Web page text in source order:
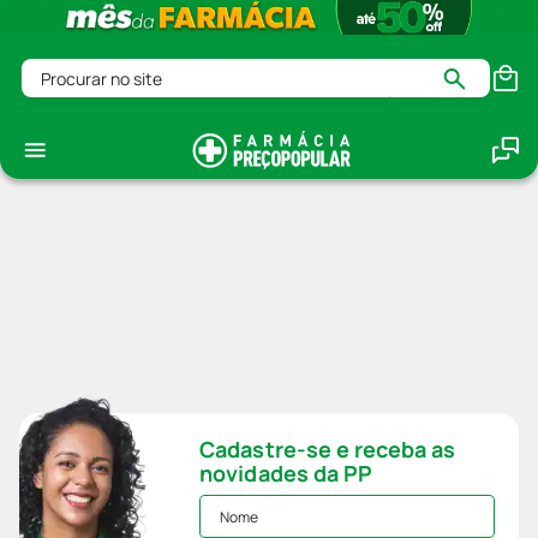
Procurar no site
Cadastre-se e receba as
novidades da PP